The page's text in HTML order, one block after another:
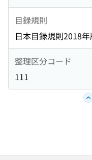
目録規則
日本目録規則2018年
整理区分コード
111